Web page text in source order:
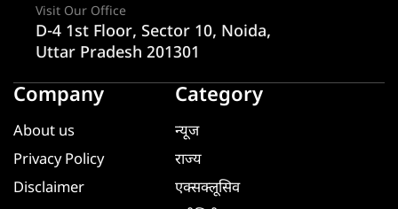
Visit Our Office
D-4 1st Floor, Sector 10, Noida,
Uttar Pradesh 201301
Company
About us
Privacy Policy
Disclaimer
Category
न्यूज
राज्य
एक्सक्लूसिव